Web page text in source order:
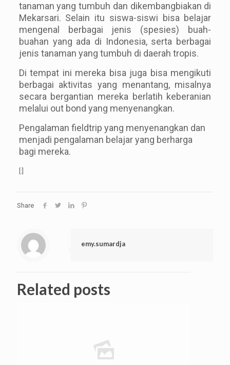
tanaman yang tumbuh dan dikembangbiakan di
Mekarsari. Selain itu siswa-siswi bisa belajar
mengenal berbagai jenis (spesies) buah-
buahan yang ada di Indonesia, serta berbagai
jenis tanaman yang tumbuh di daerah tropis.
Di tempat ini mereka bisa juga bisa mengikuti
berbagai aktivitas yang menantang, misalnya
secara bergantian mereka berlatih keberanian
melalui out bond yang menyenangkan.
Pengalaman fieldtrip yang menyenangkan dan
menjadi pengalaman belajar yang berharga
bagi mereka.
[:]
Share
emy.sumardja
Related posts